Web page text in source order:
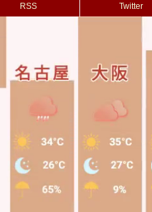
RSS Twitter